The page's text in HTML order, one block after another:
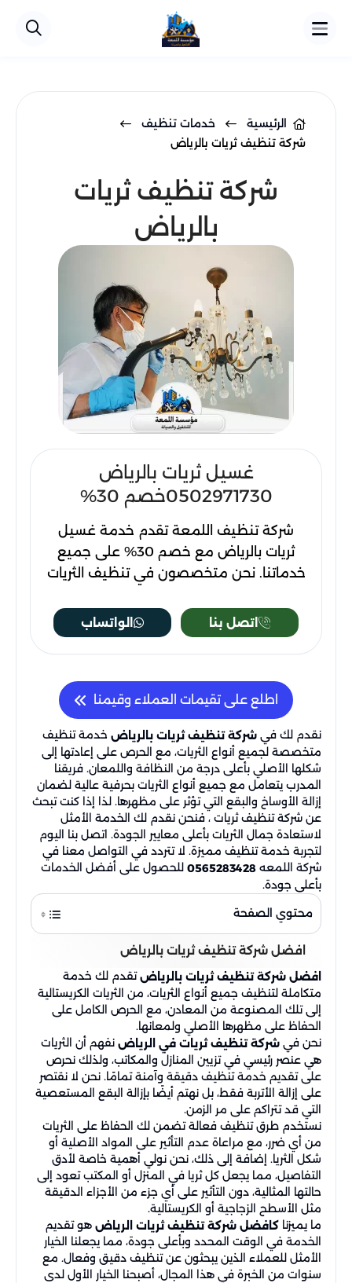
الرئيسية
خدمات تنظيف
شركة تنظيف ثريات بالرياض​
شركة تنظيف ثريات
بالرياض​
غسيل ثريات بالرياض
0502971730خصم 30%
شركة تنظيف اللمعة تقدم خدمة غسيل
ثريات بالرياض مع خصم 30% على جميع
خدماتنا. نحن متخصصون في تنظيف الثريات
أساليب احترافية. تواصل معنا الآن على
0502971730للحصول على خدمة عالية
الجودة ونتائج مبهرة.
اتصل بنا الواتساب
اطلع على تقيمات العملاء وقيمنا
نقدم لك في شركة تنظيف ثريات بالرياض خدمة تنظيف
متخصصة لجميع أنواع الثريات، مع الحرص على إعادتها إلى
شكلها الأصلي بأعلى درجة من النظافة واللمعان. فريقنا
المدرب يتعامل مع جميع أنواع الثريات بحرفية عالية لضمان
إزالة الأوساخ والبقع التي تؤثر على مظهرها. لذا إذا كنت تبحث
عن شركة تنظيف ثريات ، فنحن نقدم لك الخدمة الأمثل
لاستعادة جمال الثريات بأعلى معايير الجودة. اتصل بنا اليوم
لتجربة خدمة تنظيف مميزة. لا تتردد في التواصل معنا في
شركة اللمعه 0565283428 للحصول على أفضل الخدمات
بأعلى جودة.
محتوي الصفحة
افضل شركة تنظيف ثريات بالرياض​
افضل شركة تنظيف ثريات بالرياضتقدم لك خدمة
متكاملة لتنظيف جميع أنواع الثريات، من الثريات الكريستالية
إلى تلك المصنوعة من المعادن، مع الحرص الكامل على
الحفاظ على مظهرها الأصلي ولمعانها.
نحن في شركة تنظيف ثريات في الرياض نفهم أن الثريات
هي عنصر رئيسي في تزيين المنازل والمكاتب، ولذلك نحرص
على تقديم خدمة تنظيف دقيقة وآمنة تمامًا. نحن لا نقتصر
على إزالة الأتربة فقط، بل نهتم أيضًا بإزالة البقع المستعصية
التي قد تتراكم على مر الزمن.
نستخدم طرق تنظيف فعالة تضمن لك الحفاظ على الثريات
من أي ضرر، مع مراعاة عدم التأثير على المواد الأصلية أو
شكل الثريا. إضافة إلى ذلك، نحن نولي أهمية خاصة لأدق
التفاصيل، مما يجعل كل ثريا في المنزل أو المكتب تعود إلى
حالتها المثالية، دون التأثير على أي جزء من الأجزاء الدقيقة
مثل الأسطح الزجاجية أو الكريستالية.
ما يميزنا كافضل شركة تنظيف ثريات الرياض هو تقديم
الخدمة في الوقت المحدد وبأعلى جودة، مما يجعلنا الخيار
الأمثل للعملاء الذين يبحثون عن تنظيف دقيق وفعال. مع
سنوات من الخبرة في هذا المجال، أصبحنا الخيار الأول لدى